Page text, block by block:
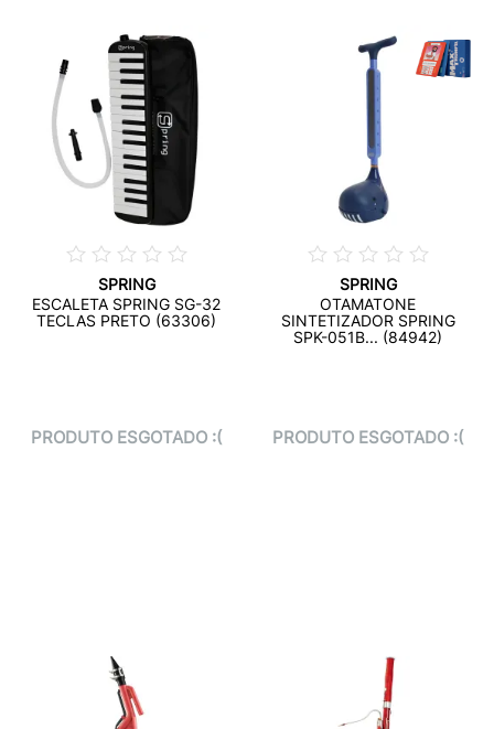
SPRING
ESCALETA SPRING SG-32
TECLAS PRETO (63306)
PRODUTO ESGOTADO :(
SPRING
OTAMATONE
SINTETIZADOR SPRING
SPK-051B... (84942)
PRODUTO ESGOTADO :(